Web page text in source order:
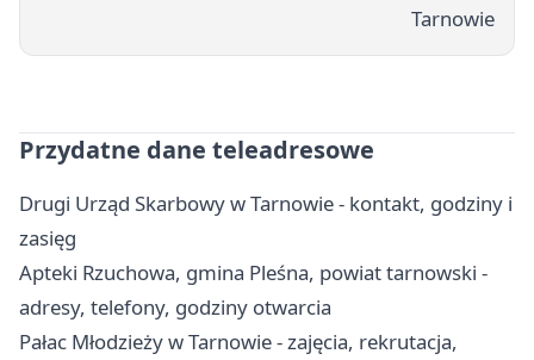
Tarnowie
Przydatne dane teleadresowe
Drugi Urząd Skarbowy w Tarnowie - kontakt, godziny i
zasięg
Apteki Rzuchowa, gmina Pleśna, powiat tarnowski -
adresy, telefony, godziny otwarcia
Pałac Młodzieży w Tarnowie - zajęcia, rekrutacja,